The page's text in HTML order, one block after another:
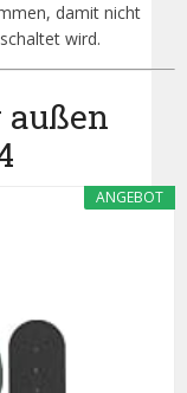
damit nicht
wird.
ANGEBOT